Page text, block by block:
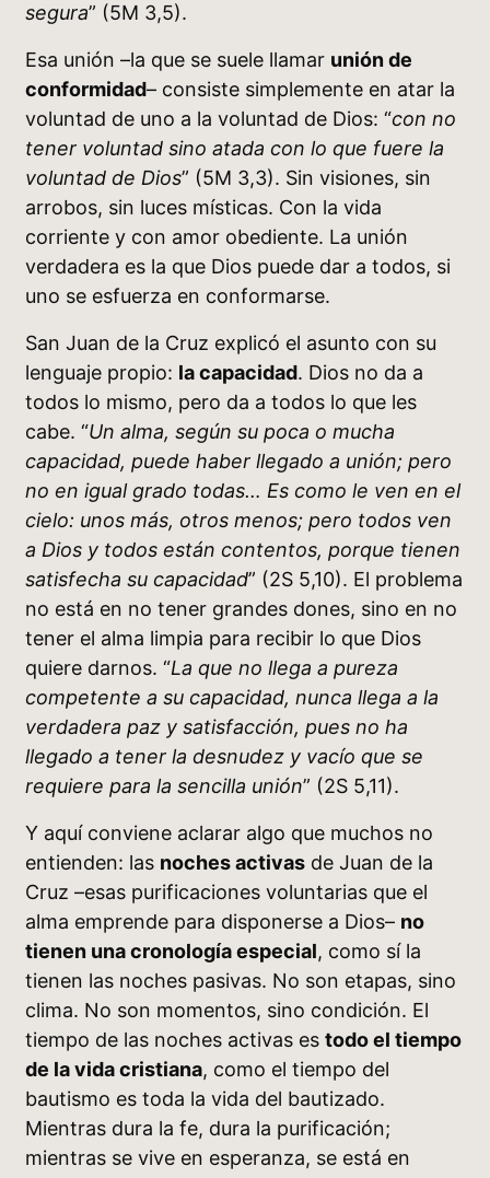
segura” (5M 3,5).
Esa unión –la que se suele llamar unión de
conformidad– consiste simplemente en atar la
voluntad de uno a la voluntad de Dios: “con no
tener voluntad sino atada con lo que fuere la
voluntad de Dios” (5M 3,3). Sin visiones, sin
arrobos, sin luces místicas. Con la vida
corriente y con amor obediente. La unión
verdadera es la que Dios puede dar a todos, si
uno se esfuerza en conformarse.
San Juan de la Cruz explicó el asunto con su
lenguaje propio: la capacidad. Dios no da a
todos lo mismo, pero da a todos lo que les
cabe. “Un alma, según su poca o mucha
capacidad, puede haber llegado a unión; pero
no en igual grado todas… Es como le ven en el
cielo: unos más, otros menos; pero todos ven
a Dios y todos están contentos, porque tienen
satisfecha su capacidad” (2S 5,10). El problema
no está en no tener grandes dones, sino en no
tener el alma limpia para recibir lo que Dios
quiere darnos. “La que no llega a pureza
competente a su capacidad, nunca llega a la
verdadera paz y satisfacción, pues no ha
llegado a tener la desnudez y vacío que se
requiere para la sencilla unión” (2S 5,11).
Y aquí conviene aclarar algo que muchos no
entienden: las noches activas de Juan de la
Cruz –esas purificaciones voluntarias que el
alma emprende para disponerse a Dios– no
tienen una cronología especial, como sí la
tienen las noches pasivas. No son etapas, sino
clima. No son momentos, sino condición. El
tiempo de las noches activas estodo el tiempo
de la vida cristiana, como el tiempo del
bautismo es toda la vida del bautizado.
Mientras dura la fe, dura la purificación;
mientras se vive en esperanza, se está en